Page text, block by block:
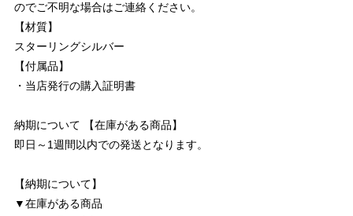
のでご不明な場合はご連絡ください。
【材質】
スターリングシルバー
【付属品】
・当店発行の購入証明書
納期について 【在庫がある商品】
即日～1週間以内での発送となります。
【納期について】
▼在庫がある商品